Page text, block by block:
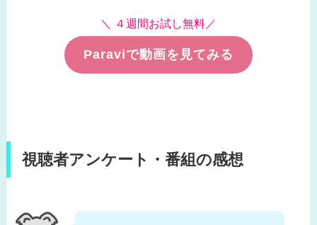
＼ ４週間お試し無料／
Paraviで動画を見てみる
視聴者アンケート・番組の感想